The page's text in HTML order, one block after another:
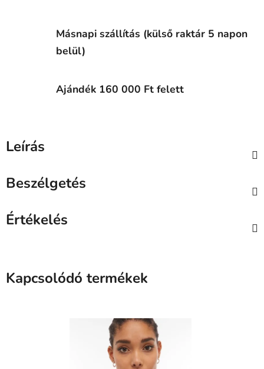
Másnapi szállítás (külső raktár 5 napon
belül)
Ajándék 160 000 Ft felett
Leírás
Beszélgetés
Értékelés
Kapcsolódó termékek